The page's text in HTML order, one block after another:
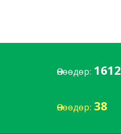
Өнөөдөр: 1612
Өнөөдөр: 38